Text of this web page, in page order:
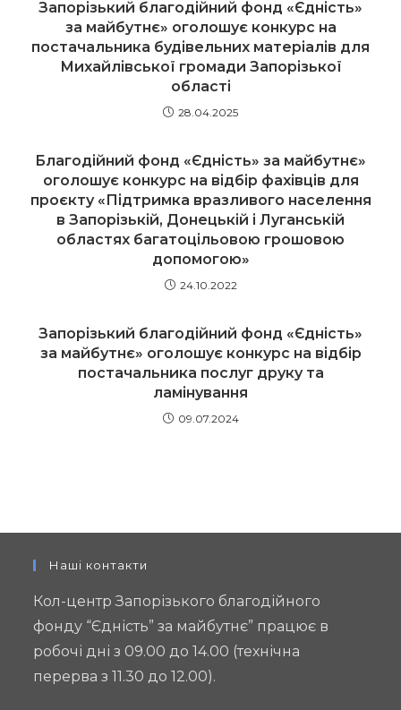
Запорізький благодійний фонд «Єдність»
за майбутнє» оголошує конкурс на
постачальника будівельних матеріалів для
Михайлівської громади Запорізької
області
28.04.2025
Благодійний фонд «Єдність» за майбутнє»
оголошує конкурс на відбір фахівців для
проєкту «Підтримка вразливого населення
в Запорізькій, Донецькій і Луганській
областях багатоцільовою грошовою
допомогою»
24.10.2022
Запорізький благодійний фонд «Єдність»
за майбутнє» оголошує конкурс на відбір
постачальника послуг друку та
ламінування
09.07.2024
Наші контакти
Кол-центр Запорізького благодійного
фонду “Єдність” за майбутнє” працює в
робочі дні з 09.00 до 14.00 (технічна
перерва з 11.30 до 12.00).